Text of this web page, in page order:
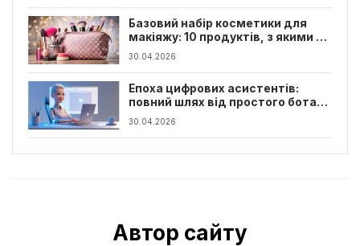
Базовий набір косметики для
макіяжу: 10 продуктів, з якими ви
створите будь-який образ
30.04.2026
Епоха цифрових асистентів:
повний шлях від простого бота
до власного ШІ-помічника
30.04.2026
Автор сайту